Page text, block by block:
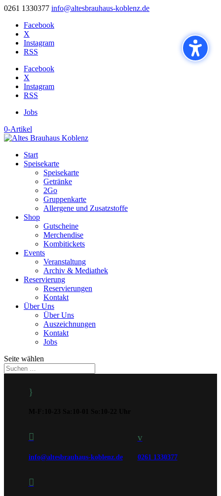
0261 1330377 info@altesbrauhaus-koblenz.de
Facebook
X
Instagram
RSS
Facebook
X
Instagram
RSS
Jobs
0-Artikel
Start
Speisekarte
Speisekarte
Getränke
2Go
Gruppenkarte
Allergene und Zusatzstoffe
Shop
Gutscheine
Merchendise
Kombitickets
Events
Veranstaltung
Archiv & Mediathek
Reservierung
Reservierungen
Kontakt
Über Uns
Über Uns
Auszeichnungen
Kontakt
Jobs
Seite wählen
}

info@altesbrauhaus-koblenz.de
v
0261 1330377
